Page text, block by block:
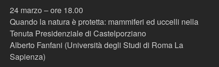
24 marzo – ore 18.00
Quando la natura è protetta: mammiferi ed uccelli nella
Tenuta Presidenziale di Castelporziano
Alberto Fanfani (Università degli Studi di Roma La
Sapienza)